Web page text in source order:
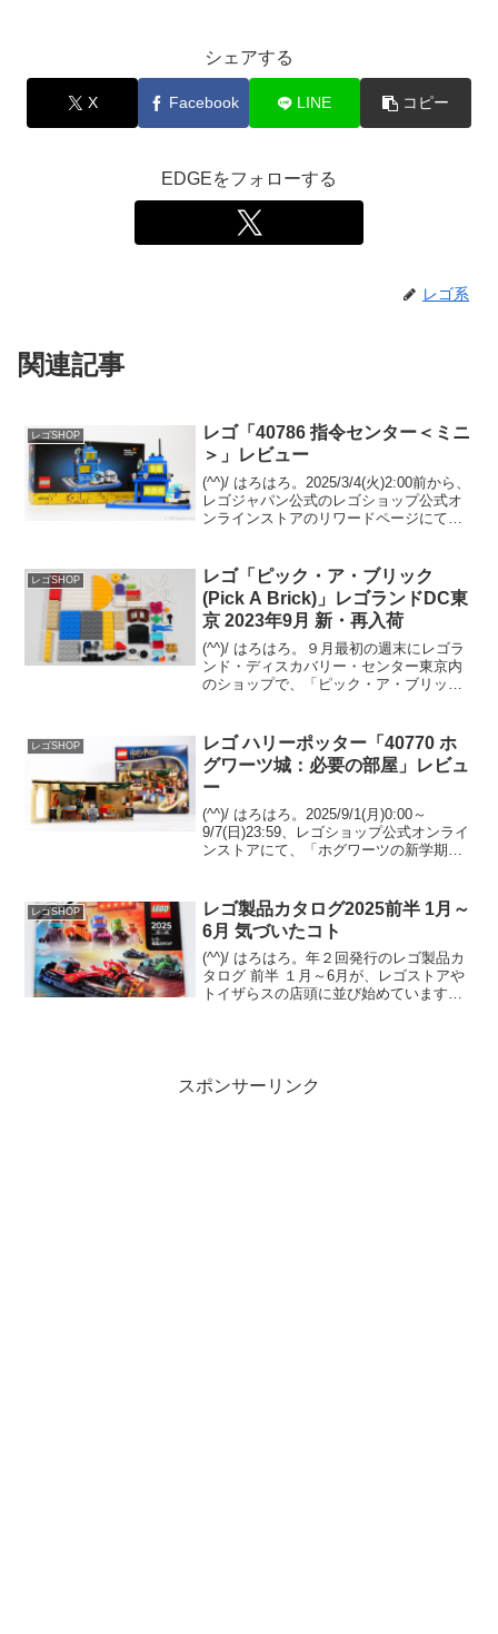
シェアする
X Facebook LINE コピー
EDGEをフォローする
レゴ系
関連記事
レゴSHOP
レゴ「40786 指令センター＜ミニ
＞」レビュー
(^^)/ はろはろ。2025/3/4(火)2:00前から、
レゴジャパン公式のレゴショップ公式オ
ンラインストアのリワードページにて、
ています。早速...
レゴSHOP
レゴ「ピック・ア・ブリック
(Pick A Brick)」レゴランドDC東
京 2023年9月 新・再入荷
(^^)/ はろはろ。９月最初の週末にレゴラ
ンド・ディスカバリー・センター東京内
のショップで、「ピック・ア・ブリック
し、新・再入荷してい...
レゴSHOP
レゴ ハリーポッター「40770 ホ
グワーツ城：必要の部屋」レビュ
ー
(^^)/ はろはろ。2025/9/1(月)0:00～
9/7(日)23:59、レゴショップ公式オンライ
ンストアにて、「ホグワーツの新学期」
屋」がプレゼントされます。 ハリー...
レゴSHOP
レゴ製品カタログ2025前半 1月～
6月 気づいたコト
(^^)/ はろはろ。年２回発行のレゴ製品カ
タログ 前半 １月～6月が、レゴストアや
トイザらスの店頭に並び始めています。
スポンサーリンク